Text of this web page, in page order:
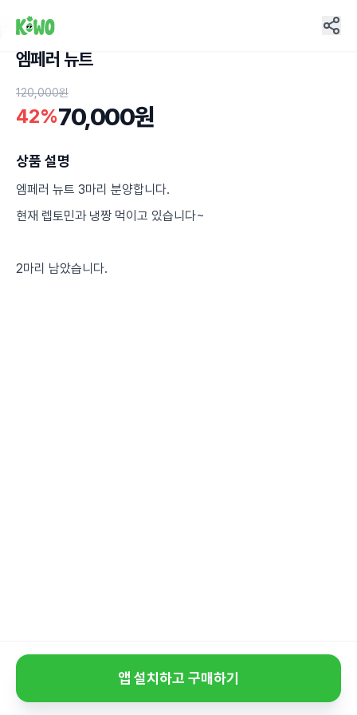
엠페러 뉴트
120,000원
42%70,000원
상품 설명
엠페러 뉴트 3마리 분양합니다.
현재 렙토민과 냉짱 먹이고 있습니다~
2마리 남았습니다.
앱 설치하고 구매하기